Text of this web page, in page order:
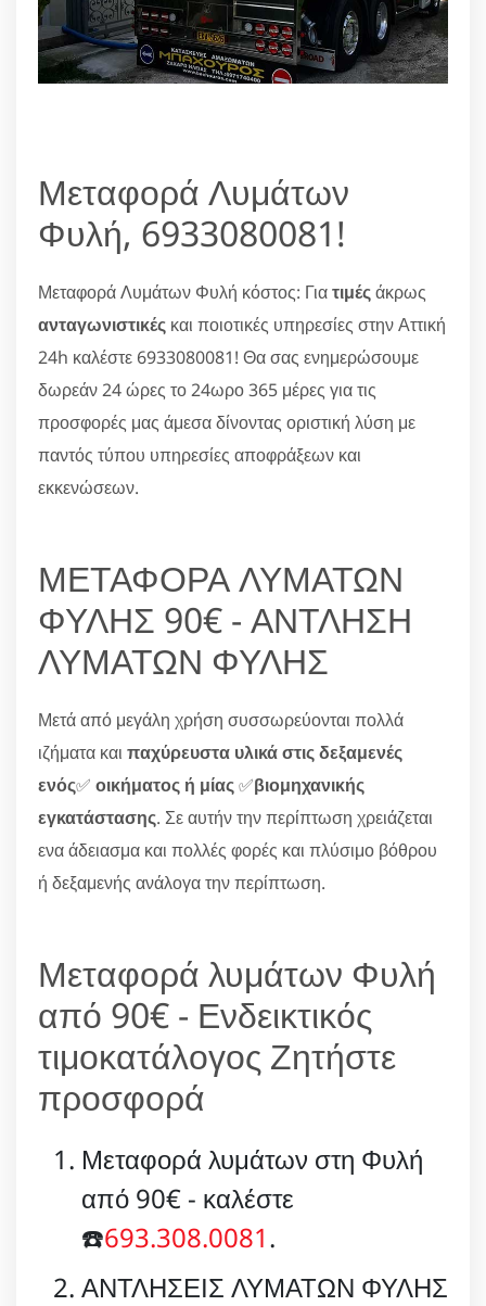
Μεταφορά Λυμάτων
Φυλή, 6933080081!
Μεταφορά Λυμάτων Φυλή κόστος: Γιατιμέςάκρως
ανταγωνιστικές και ποιοτικές υπηρεσίες στην Αττική
24h καλέστε 6933080081! Θα σας ενημερώσουμε
δωρεάν 24 ώρες το 24ωρο 365 μέρες για τις
προσφορές μας άμεσα δίνοντας οριστική λύση με
παντός τύπου υπηρεσίες αποφράξεων και
εκκενώσεων.
ΜΕΤΑΦΟΡΑ ΛΥΜΑΤΩΝ
ΦΥΛΗΣ 90€ - ΑΝΤΛΗΣΗ
ΛΥΜΑΤΩΝ ΦΥΛΗΣ
Μετά από μεγάλη χρήση συσσωρεύονται πολλά
ιζήματα και παχύρευστα υλικά στις δεξαμενές
ενός✅ οικήματος ή μίας✅βιομηχανικής
εγκατάστασης. Σε αυτήν την περίπτωση χρειάζεται
ενα άδειασμα και πολλές φορές και πλύσιμο βόθρου
ή δεξαμενής ανάλογα την περίπτωση.
Μεταφορά λυμάτων Φυλή
από 90€ - Ενδεικτικός
τιμοκατάλογος Ζητήστε
προσφορά
Μεταφορά λυμάτων στη Φυλή
από 90€ - καλέστε
☎️693.308.0081.
ΑΝΤΛΗΣΕΙΣ ΛΥΜΑΤΩΝ ΦΥΛΗΣ